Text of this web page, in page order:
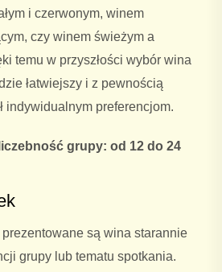
i czerwonym, winem
czy winem świeżym a
temu w przyszłości wybór wina
łatwiejszy i z pewnością
indywidualnym preferencjom.
grupy: od 12 do 24
są wina starannie
grupy lub tematu spotkania.